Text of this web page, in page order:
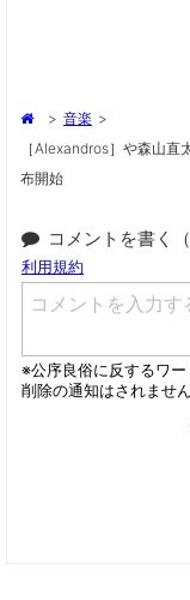
> 音楽 >
［Alexandros］や森山
布開始
コメントを書く